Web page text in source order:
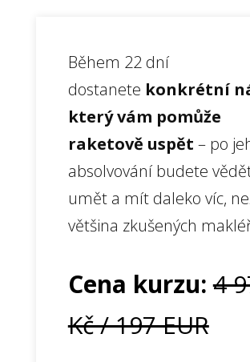
Během 22 dní
dostanete konkrétní
který vám pomůže
raketově uspět – po
absolvování budete
umět a mít daleko víc,
většina zkušených
Cena kurzu: 4
Kč / 197 EUR